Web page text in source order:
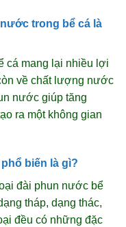
trong bể cá là
cá mang lại nhiều lợi
về chất lượng nước
nước giúp tăng
ra một không gian
biến là gì?
đài phun nước bể
tháp, dạng thác,
đều có những đặc